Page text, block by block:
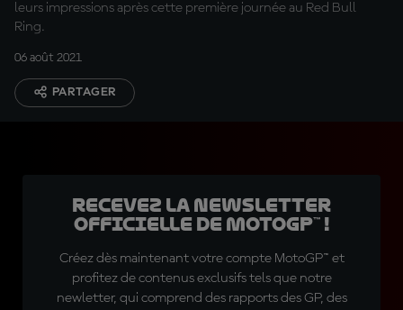
leurs impressions après cette première journée au Red Bull
Ring.
06 août 2021
PARTAGER
Recevez la Newsletter
officielle de MotoGP™ !
Créez dès maintenant votre compte MotoGP™ et
profitez de contenus exclusifs tels que notre
newletter, qui comprend des rapports des GP, des